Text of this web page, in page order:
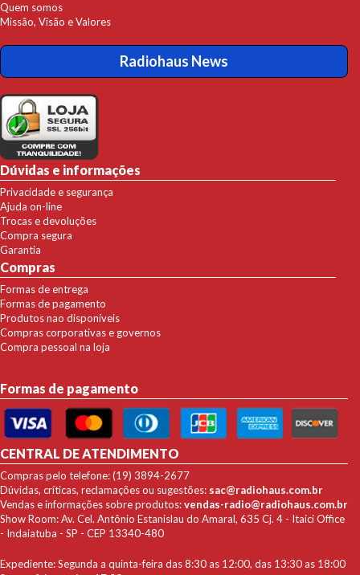
Quem somos
Missão, Visão e Valores
Radiohaus News
Dúvidas e informações
Privacidade e segurança
Ajuda on-line
Trocas e devoluções
Compra segura
Garantia
Compras
Formas de entrega
Formas de pagamento
Produtos nao disponíveis
Compras corporativas e governos
Compra pessoal na loja
Formas de pagamento
CENTRAL DE ATENDIMENTO
Compras pelo telefone: (19) 3894-2677
Dúvidas, críticas, reclamações ou sugestões: sac@radiohaus.com.br
Vendas e informações sobre produtos:vendas-radio@radiohaus.com.br
Show Room: Av. Cel. Antônio Estanislau do Amaral, 635 Cj. 4 - Itaici Office
- Indaiatuba - SP - CEP 13340-480
Expediente: Segunda a quinta-feira das 8:30 as 12:00, das 13:30 as 18:00